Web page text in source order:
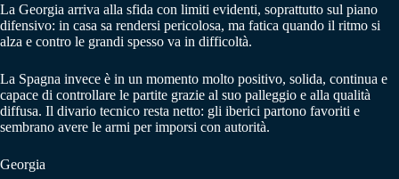
La Georgia arriva alla sfida con limiti evidenti, soprattutto sul piano
difensivo: in casa sa rendersi pericolosa, ma fatica quando il ritmo si
alza e contro le grandi spesso va in difficoltà.
La Spagna invece è in un momento molto positivo, solida, continua e
capace di controllare le partite grazie al suo palleggio e alla qualità
diffusa. Il divario tecnico resta netto: gli iberici partono favoriti e
sembrano avere le armi per imporsi con autorità.
Georgia